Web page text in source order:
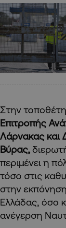
Στην
Επιτροπής
Λάρνακας και
Βύρας,
περιμένει η
τόσο στις
στην
Ελλάδας, όσο
ανέγερση